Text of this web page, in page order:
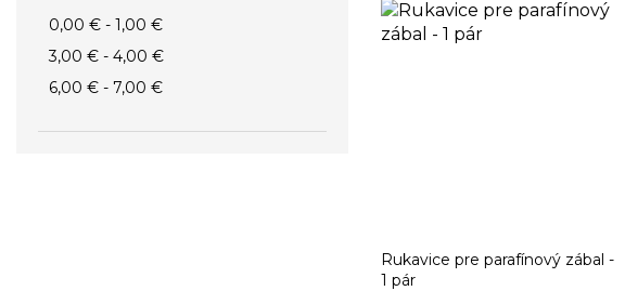
Rukavice pre parafínový zábal -
1 pár
0,00 € - 1,00 €
3,00 € - 4,00 €
6,00 € - 7,00 €